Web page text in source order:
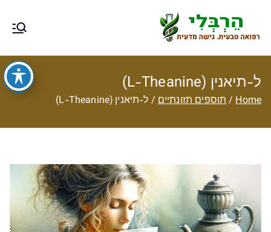
content
רפואה טבעית
עם גישה
מדעית
טיפול תזונתי, צמחי מרפא, רפואה
טבעית מסורתית ותוספי תזונה
ל-תיאנין (L-Theanine)
Home תוספים תזונתיים ל-תיאנין (L-Theanine)